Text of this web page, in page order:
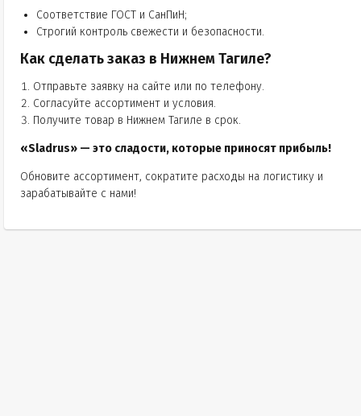
Соответствие ГОСТ и СанПиН;
Строгий контроль свежести и безопасности.
Как сделать заказ в Нижнем Тагиле?
Отправьте заявку на сайте или по телефону.
Согласуйте ассортимент и условия.
Получите товар в Нижнем Тагиле в срок.
«Sladrus» — это сладости, которые приносят прибыль!
Обновите ассортимент, сократите расходы на логистику и
зарабатывайте с нами!